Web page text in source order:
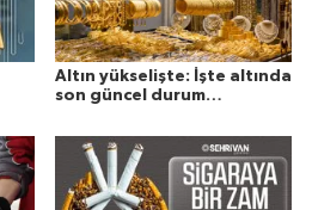
Altın yükselişte: İşte altında
son güncel durum…